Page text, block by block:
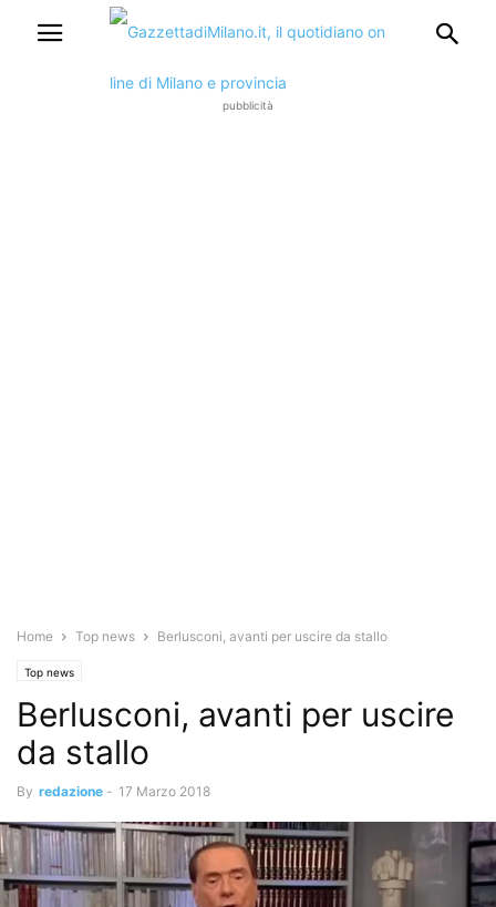
pubblicità
Home Top news Berlusconi, avanti per uscire da stallo
Top news
Berlusconi, avanti per uscire
da stallo
By redazione - 17 Marzo 2018